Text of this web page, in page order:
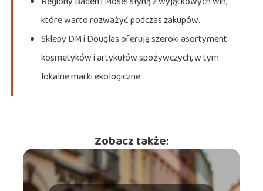
które warto rozważyć podczas zakupów.
Sklepy DM i Douglas oferują szeroki asortyment
kosmetyków i artykułów spożywczych, w tym
lokalne marki ekologiczne.
Zobacz także: